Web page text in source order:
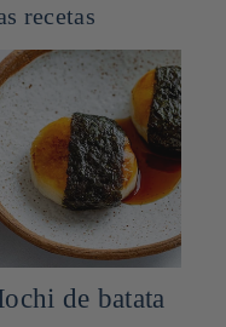
recetas
de batata